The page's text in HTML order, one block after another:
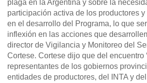
plaga en la Argentina y sobre la
participación activa de los productores
en el desarrollo del Programa, lo que
inflexión en las acciones que
director de Vigilancia y Monitoreo del
Cortese. Cortese dijo que del encuentro
representantes de los gobiernos
entidades de productores, del INTA y